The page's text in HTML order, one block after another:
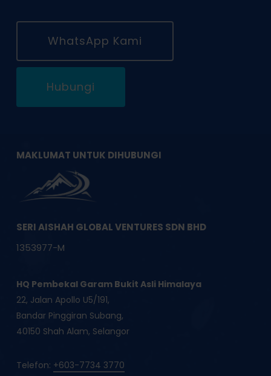
WhatsApp Kami
Hubungi
MAKLUMAT UNTUK DIHUBUNGI
SERI AISHAH GLOBAL VENTURES SDN BHD
1353977-M
HQ Pembekal Garam Bukit Asli Himalaya
22, Jalan Apollo U5/191,
Bandar Pinggiran Subang,
40150 Shah Alam, Selangor
Telefon: +603-7734 3770